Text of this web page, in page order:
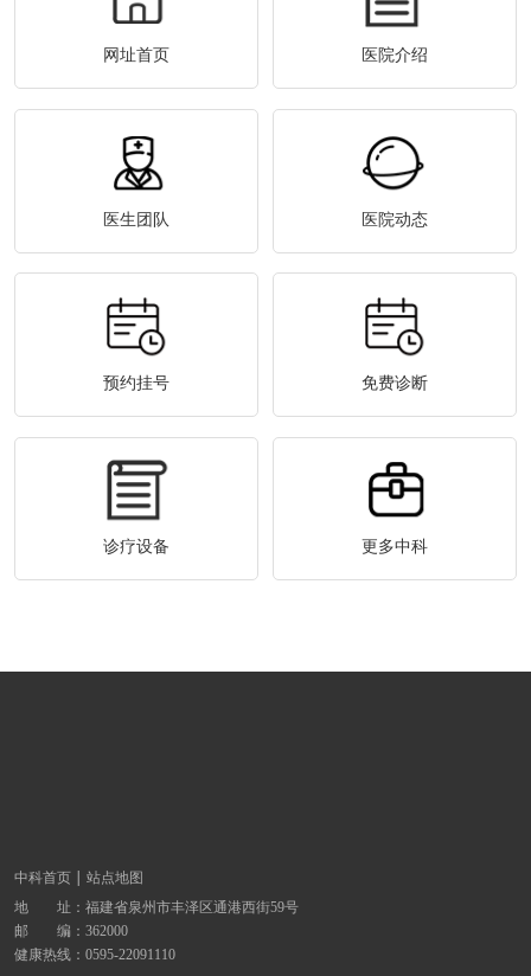
网址首页 医院介绍
医生团队 医院动态
预约挂号 免费诊断
诊疗设备 更多中科
中科首页
站点地图
地 址： 福建省泉州市丰泽区通港西街59号
邮 编：362000
健康热线： 0595-22091110